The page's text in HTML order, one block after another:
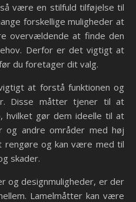
være en stilfuld tilføjelse til
forskellige muligheder at
overvældende at finde den
Derfor er det vigtigt at
du foretager dit valg.
at forstå funktionen og
Disse måtter tjener til at
hvilket gør dem ideelle til at
og andre områder med høj
rengøre og kan være med til
skader.
og designmuligheder, er der
Lamelmåtter kan være